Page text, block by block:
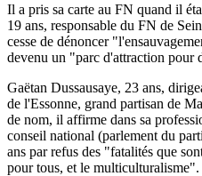
Il a pris sa carte au FN quand il
19 ans, responsable du FN de
cesse de dénoncer
devenu un "parc d'attraction pour
Gaëtan Dussausaye, 23 ans,
de l'Essonne, grand partisan de
de nom, il affirme dans sa
conseil national (parlement du
ans par refus des "fatalités que
pour tous, et le multiculturalisme".